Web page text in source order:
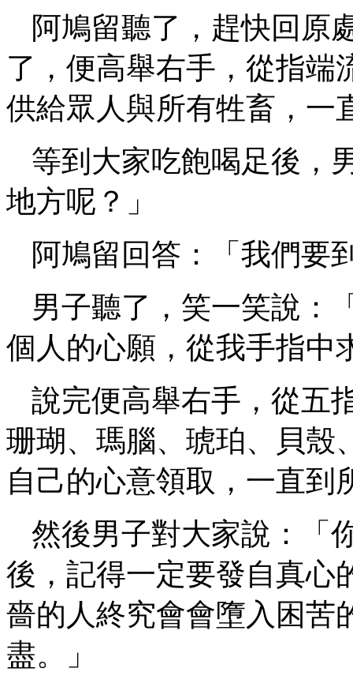
阿鳩留聽了，趕快回原
了，便高舉右手，從指端
供給眾人與所有牲畜，一
等到大家吃飽喝足後，
地方呢？」
阿鳩留回答：「我們要
男子聽了，笑一笑說：
個人的心願，從我手指中
說完便高舉右手，從五
珊瑚、瑪腦、琥珀、貝殼
自己的心意領取，一直到
然後男子對大家說：「
後，記得一定要發自真心
嗇的人終究會會墮入困苦
盡。」